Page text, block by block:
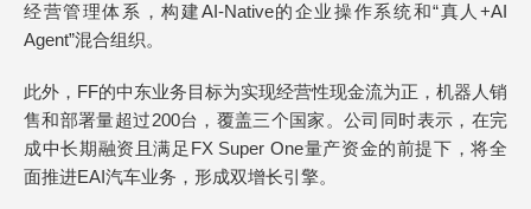
经营管理体系，构建AI-Native的企业操作系统和“真人+AI
Agent”混合组织。
此外，FF的中东业务目标为实现经营性现金流为正，机器人销
售和部署量超过200台，覆盖三个国家。公司同时表示，在完
成中长期融资且满足FX Super One量产资金的前提下，将全
面推进EAI汽车业务，形成双增长引擎。